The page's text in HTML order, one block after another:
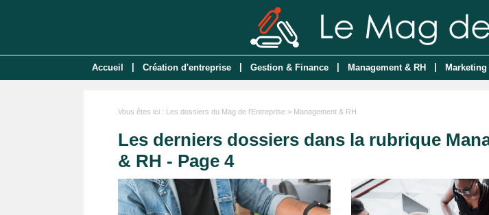
Accueil Création d'entreprise Gestion & Finance Management & RH
Vous êtes ici : Les dossiers du Mag de l'Entreprise > Management & RH
Les derniers dossiers dans la rubrique
& RH - Page 4